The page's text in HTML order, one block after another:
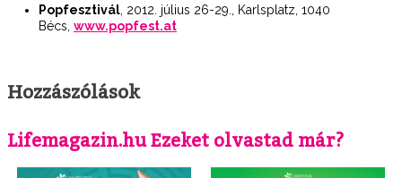
Popfesztivál , 2012. július 26-29., Karlsplatz, 1040
Bécs, www.popfest.at
Hozzászólások
Lifemagazin.hu Ezeket olvastad már?